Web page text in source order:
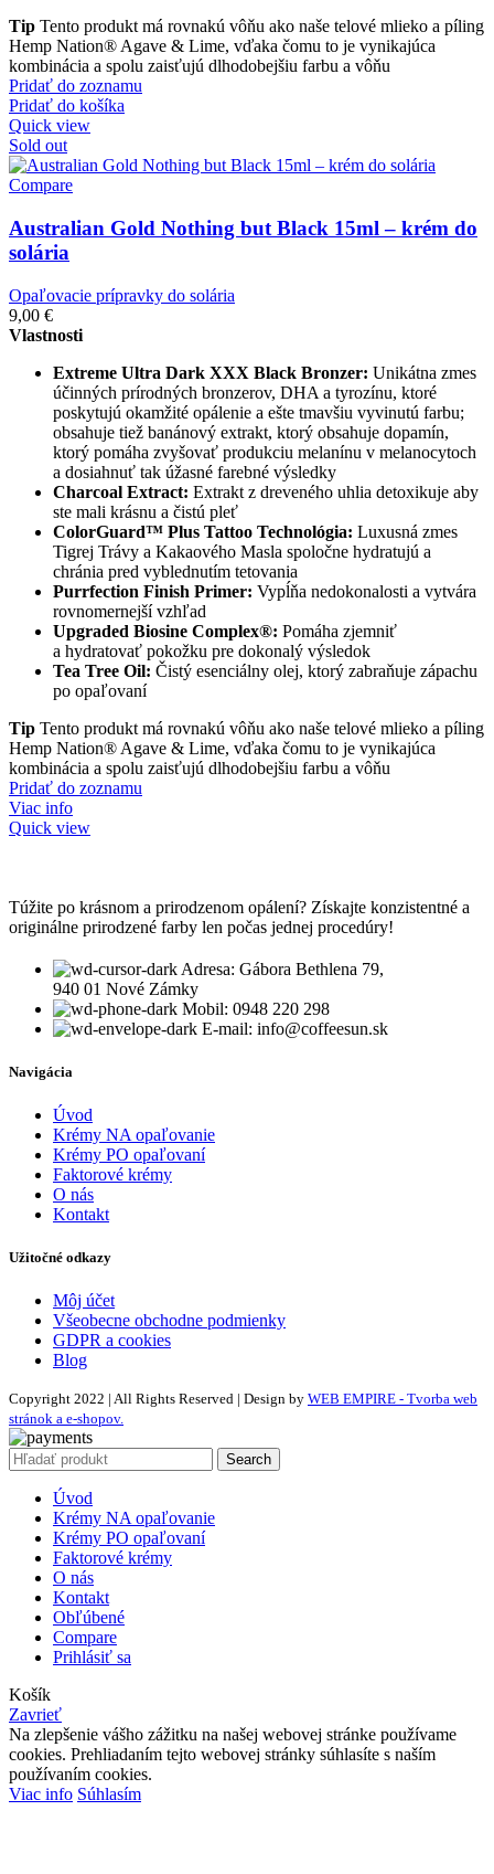
Tip Tento produkt má rovnakú vôňu ako naše telové mlieko a píling
Hemp Nation® Agave & Lime, vďaka čomu to je vynikajúca
kombinácia a spolu zaisťujú dlhodobejšiu farbu a vôňu
Pridať do zoznamu
Pridať do košíka
Quick view
Sold out
Compare
Australian Gold Nothing but Black 15ml – krém do
solária
Opaľovacie prípravky do solária
9,00 €
Vlastnosti
Extreme Ultra Dark XXX Black Bronzer: Unikátna zmes
účinných prírodných bronzerov, DHA a tyrozínu, ktoré
poskytujú okamžité opálenie a ešte tmavšiu vyvinutú farbu;
obsahuje tiež banánový extrakt, ktorý obsahuje dopamín,
ktorý pomáha zvyšovať produkciu melanínu v melanocytoch
a dosiahnuť tak úžasné farebné výsledky
Charcoal Extract: Extrakt z dreveného uhlia detoxikuje aby
ste mali krásnu a čistú pleť
ColorGuard™ Plus Tattoo Technológia: Luxusná zmes
Tigrej Trávy a Kakaového Masla spoločne hydratujú a
chránia pred vyblednutím tetovania
Purrfection Finish Primer: Vypĺňa nedokonalosti a vytvára
rovnomernejší vzhľad
Upgraded Biosine Complex®: Pomáha zjemniť
a hydratovať pokožku pre dokonalý výsledok
Tea Tree Oil: Čistý esenciálny olej, ktorý zabraňuje zápachu
po opaľovaní
Tip Tento produkt má rovnakú vôňu ako naše telové mlieko a píling
Hemp Nation® Agave & Lime, vďaka čomu to je vynikajúca
kombinácia a spolu zaisťujú dlhodobejšiu farbu a vôňu
Pridať do zoznamu
Viac info
Quick view
Túžite po krásnom a prirodzenom opálení? Získajte konzistentné a
originálne prirodzené farby len počas jednej procedúry!
Adresa: Gábora Bethlena 79,
940 01 Nové Zámky
Mobil: 0948 220 298
E-mail: info@coffeesun.sk
Navigácia
Úvod
Krémy NA opaľovanie
Krémy PO opaľovaní
Faktorové krémy
O nás
Kontakt
Užitočné odkazy
Môj účet
Všeobecne obchodne podmienky
GDPR a cookies
Blog
Copyright 2022 | All Rights Reserved | Design by WEB EMPIRE - Tvorba web
stránok a e-shopov.
Search
Úvod
Krémy NA opaľovanie
Krémy PO opaľovaní
Faktorové krémy
O nás
Kontakt
Obľúbené
Compare
Prihlásiť sa
Košík
Zavrieť
Na zlepšenie vášho zážitku na našej webovej stránke používame
cookies. Prehliadaním tejto webovej stránky súhlasíte s naším
používaním cookies.
Viac info Súhlasím